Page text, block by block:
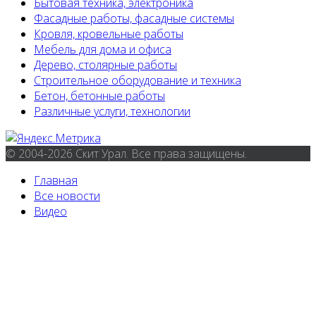
Фасадные работы, фасадные системы
Кровля, кровельные работы
Мебель для дома и офиса
Дерево, столярные работы
Строительное оборудование и техника
Бетон, бетонные работы
Различные услуги, технологии
© 2004-2026 Скит Урал. Все права защищены.
Главная
Все новости
Видео